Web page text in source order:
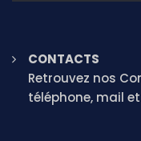
CONTACTS
Retrouvez nos
téléphone, mail